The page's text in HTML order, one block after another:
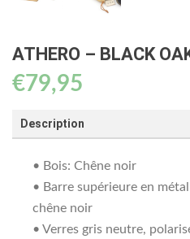
ATHERO – BLACK
€79,95
Description
• Bois: Chêne noir
• Barre supérieure en
chêne noir
• Verres gris neutre,